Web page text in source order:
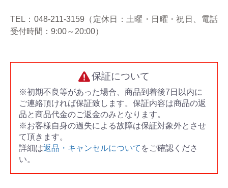
TEL：048-211-3159（定休日：土曜・日曜・祝日、電話
受付時間：9:00～20:00）
保証について
※初期不良等があった場合、商品到着後7日以内に
ご連絡頂ければ保証致します。保証内容は商品の返
品と商品代金のご返金のみとなります。
※お客様自身の過失による故障は保証対象外とさせ
て頂きます。
詳細は返品・キャンセルについて をご確認くださ
い。